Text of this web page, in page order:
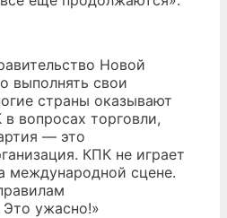
Новой
выполнять свои
страны оказывают
вопросах торговли,
— это
КПК не играет
международной сцене.
Это ужасно!»